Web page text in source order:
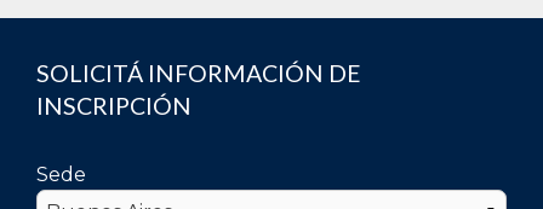
SOLICITÁ INFORMACIÓN DE
INSCRIPCIÓN
Sede